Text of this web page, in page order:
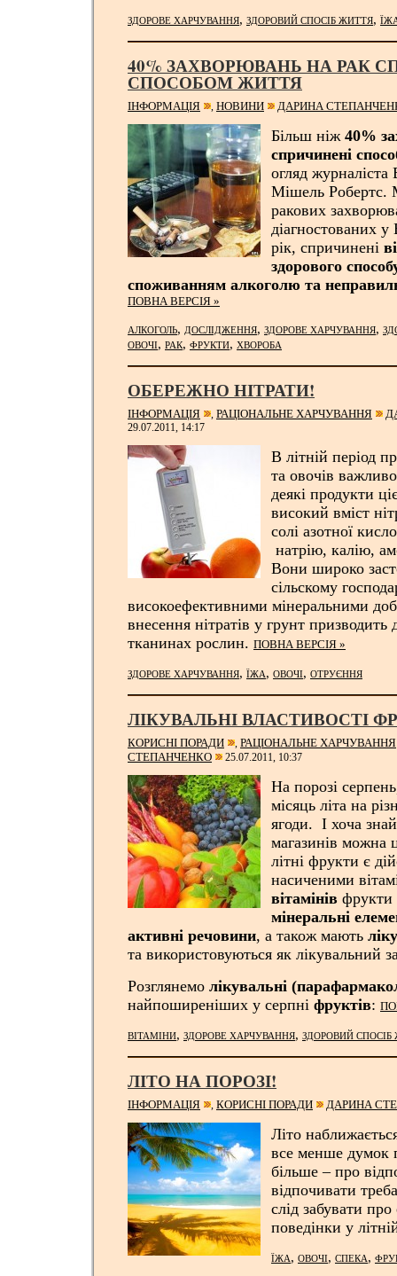
ЗДОРОВЕ ХАРЧУВАННЯ, ЗДОРОВИЙ СПОСІБ ЖИТТЯ,
40% ЗАХВОРЮВАНЬ НА РАК
СПОСОБОМ ЖИТТЯ
ІНФОРМАЦІЯ , НОВИНИ ДАРИНА
Більш ніж 40%
спричинені
огляд журналіста
Мішель Робертс.
ракових
діагностованих у
рік, спричинені
здорового
споживанням алкоголю та
ПОВНА ВЕРСІЯ »
АЛКОГОЛЬ, ДОСЛІДЖЕННЯ, ЗДОРОВЕ ХАРЧУВАННЯ,
ОВОЧІ, РАК, ФРУКТИ, ХВОРОБА
ОБЕРЕЖНО НІТРАТИ!
ІНФОРМАЦІЯ , РАЦІОНАЛЬНЕ ХАРЧУВАННЯ
29.07.2011, 14:17
В літній період
та овочів
деякі продукти
високий вміст
солі азотної
натрію, калію,
Вони широко
сільскому
високоефективними мінеральними
внесення нітратів у грунт призводить
тканинах рослин. ПОВНА ВЕРСІЯ »
ЗДОРОВЕ ХАРЧУВАННЯ, ЇЖА, ОВОЧІ, ОТРУЄННЯ
ЛІКУВАЛЬНІ ВЛАСТИВОСТІ
КОРИСНІ ПОРАДИ , РАЦІОНАЛЬНЕ ХАРЧУВАННЯ
СТЕПАНЧЕНКО
25.07.2011, 10:37
На порозі
місяць літа на
ягоди. І хоча
магазинів можна
літні фрукти є
насиченими
вітамінів фрукти
мінеральні
активні речовини, а також мають
та використовуються як лікувальний
Розглянемо лікувальні
найпоширеніших у серпні фруктів:
ВІТАМІНИ, ЗДОРОВЕ ХАРЧУВАННЯ, ЗДОРОВИЙ СПОСІБ
ЛІТО НА ПОРОЗІ!
ІНФОРМАЦІЯ , КОРИСНІ ПОРАДИ ДАРИНА
Літо
все менше думок
більше – про
відпочивати
слід забувати
поведінки у
ЇЖА, ОВОЧІ, СПЕКА,